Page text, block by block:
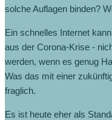
solche Auflagen binden?
Ein schnelles Internet
aus der Corona-Krise -
werden, wenn es genug
Was das mit einer
fraglich.
Es ist heute eher als